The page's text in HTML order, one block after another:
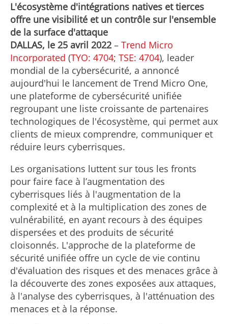
L'écosystème d'intégrations natives et tierces
offre une visibilité et un contrôle sur l'ensemble
de la surface d'attaque
DALLAS, le 25 avril 2022 – Trend Micro
Incorporated (TYO: 4704; TSE: 4704), leader
mondial de la cybersécurité, a annoncé
aujourd'hui le lancement de Trend Micro One,
une plateforme de cybersécurité unifiée
regroupant une liste croissante de partenaires
technologiques de l'écosystème, qui permet aux
clients de mieux comprendre, communiquer et
réduire leurs cyberrisques.
Les organisations luttent sur tous les fronts
pour faire face à l’augmentation des
cyberrisques liés à l'augmentation de la
complexité et à la multiplication des zones de
vulnérabilité, en ayant recours à des équipes
dispersées et des produits de sécurité
cloisonnés. L'approche de la plateforme de
sécurité unifiée offre un cycle de vie continu
d'évaluation des risques et des menaces grâce à
la découverte des zones exposées aux attaques,
à l'analyse des cyberrisques, à l'atténuation des
menaces et à la réponse.